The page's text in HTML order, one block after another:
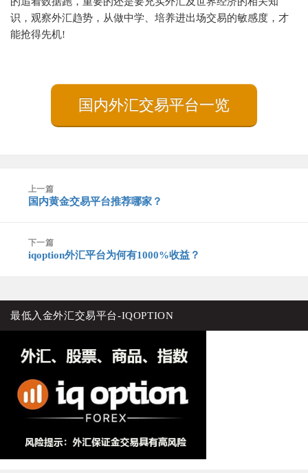
识，观察外汇趋势，从做中学、培养进出场交易的敏感度，才
能抢得先机!
国内外汇交易平台一览
上一篇
上
章：
国内黄金交易平台推荐哪家？
下一篇
下
iqoption外汇平台为何有1000%收益？
最低入金外汇交易平台-IQOPTION